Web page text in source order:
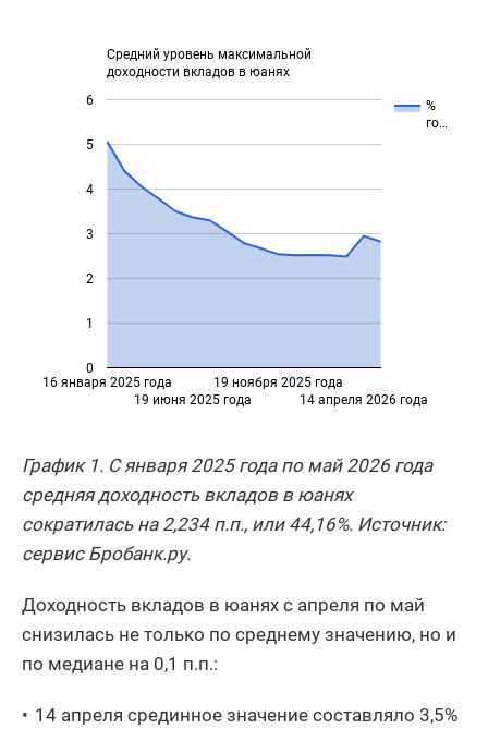
Средний уровень максимальной
доходности вкладов в юанях
%
го…
16 января 2025 года
19 июня 2025 года
19 ноября 2025 года
14 апреля 2026 года
0
1
2
3
4
5
6
График 1. С января 2025 года по май 2026 года
средняя доходность вкладов в юанях
сократилась на 2,234 п.п., или 44,16%. Источник:
сервис Бробанк.ру.
Доходность вкладов в юанях с апреля по май
снизилась не только по среднему значению, но и
по медиане на 0,1 п.п.:
14 апреля срединное значение составляло 3,5%